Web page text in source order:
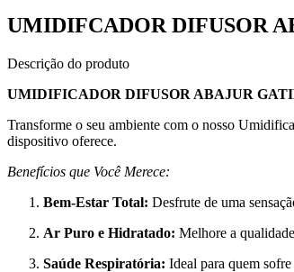
UMIDIFCADOR DIFUSOR
Descrição do produto
UMIDIFICADOR DIFUSOR ABAJUR
Transforme o seu ambiente com o nosso
dispositivo oferece.
Benefícios que Você Merece:
Bem-Estar Total: Desfrute de uma
Ar Puro e Hidratado: Melhore a
Saúde Respiratória: Ideal para quem